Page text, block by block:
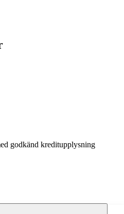
godkänd kreditupplysning